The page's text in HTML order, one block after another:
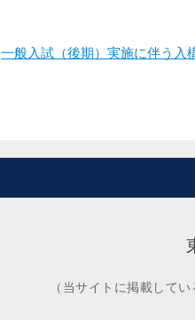
一般入試（後期）実施に伴う入
（当サイトに掲載して